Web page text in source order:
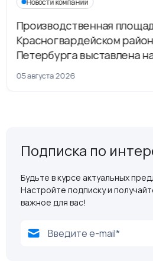
Новости компании
Производственная
Красногвардейском
Петербурга выставлена
рамках приватизации
05 августа 2026
Подписка по
Будьте в курсе актуальных
Настройте подписку и
важное для вас!